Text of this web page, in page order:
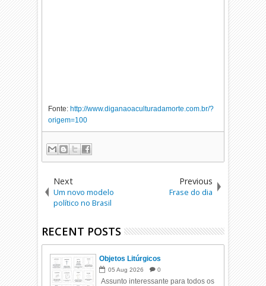
Fonte: http://www.diganaoaculturadamorte.com.br/?
origem=100
Next
Um novo modelo
político no Brasil
Previous
Frase do dia
RECENT POSTS
Objetos Litúrgicos
05 Aug 2026 0
Assunto interessante para todos os